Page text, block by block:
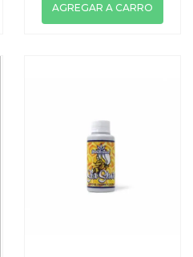
AGREGAR A CARRO